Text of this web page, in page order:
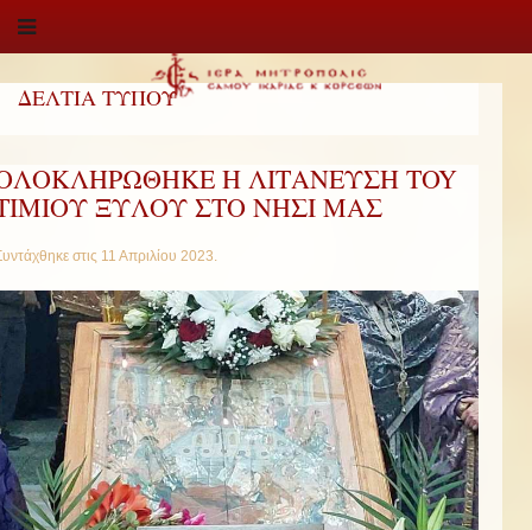
ΔΕΛΤΙΑ ΤΥΠΟΥ
Η ΛΙΤΑΝΕΥΣΗ ΤOY
ΞΥΛΟΥ ΣΤΟ ΝΗΣΙ ΜΑΣ
στις 11 Απριλίου 2023.